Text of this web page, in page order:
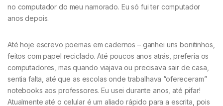
no computador do meu namorado. Eu só fui ter computador
anos depois.
Até hoje escrevo poemas em cadernos – ganhei uns bonitinhos,
feitos com papel reciclado. Até poucos anos atrás, preferia os
computadores, mas quando viajava ou precisava sair de casa,
sentia falta, até que as escolas onde trabalhava “ofereceram”
notebooks aos professores. Eu usei durante anos, até pifar!
Atualmente até o celular é um aliado rápido para a escrita, pois